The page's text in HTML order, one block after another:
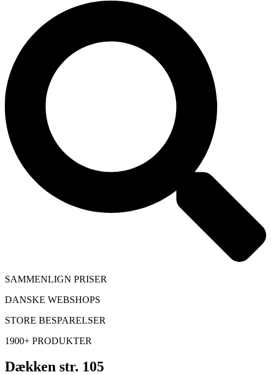
SAMMENLIGN PRISER
DANSKE WEBSHOPS
STORE BESPARELSER
1900+ PRODUKTER
Dækken str. 105